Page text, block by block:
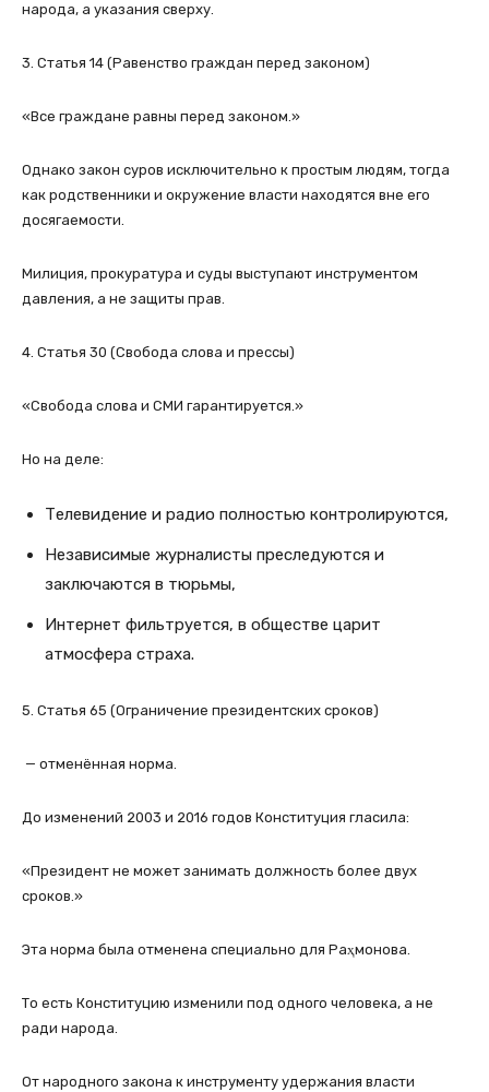
народа, а указания сверху.
3. Статья 14 (Равенство граждан перед законом)
«Все граждане равны перед законом.»
Однако закон суров исключительно к простым людям, тогда
как родственники и окружение власти находятся вне его
досягаемости.
Милиция, прокуратура и суды выступают инструментом
давления, а не защиты прав.
4. Статья 30 (Свобода слова и прессы)
«Свобода слова и СМИ гарантируется.»
Но на деле:
Телевидение и радио полностью контролируются,
Независимые журналисты преследуются и
заключаются в тюрьмы,
Интернет фильтруется, в обществе царит
атмосфера страха.
5. Статья 65 (Ограничение президентских сроков)
— отменённая норма.
До изменений 2003 и 2016 годов Конституция гласила:
«Президент не может занимать должность более двух
сроков.»
Эта норма была отменена специально для Раҳмонова.
То есть Конституцию изменили под одного человека, а не
ради народа.
От народного закона к инструменту удержания власти